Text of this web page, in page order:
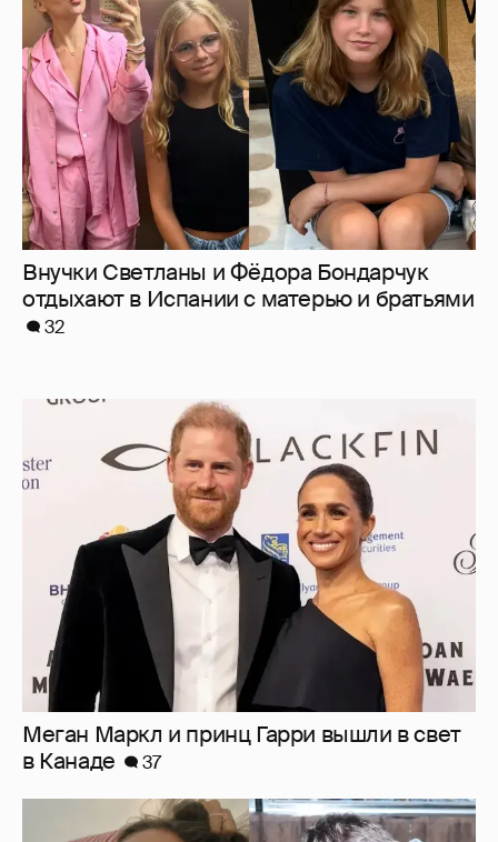
Внучки Светланы и Фёдора Бондарчук
отдыхают в Испании с матерью и братьями
32
Меган Маркл и принц Гарри вышли в свет
в Канаде
37